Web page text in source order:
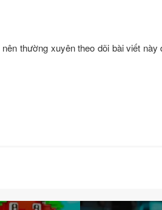
thường xuyên theo dõi bài viết